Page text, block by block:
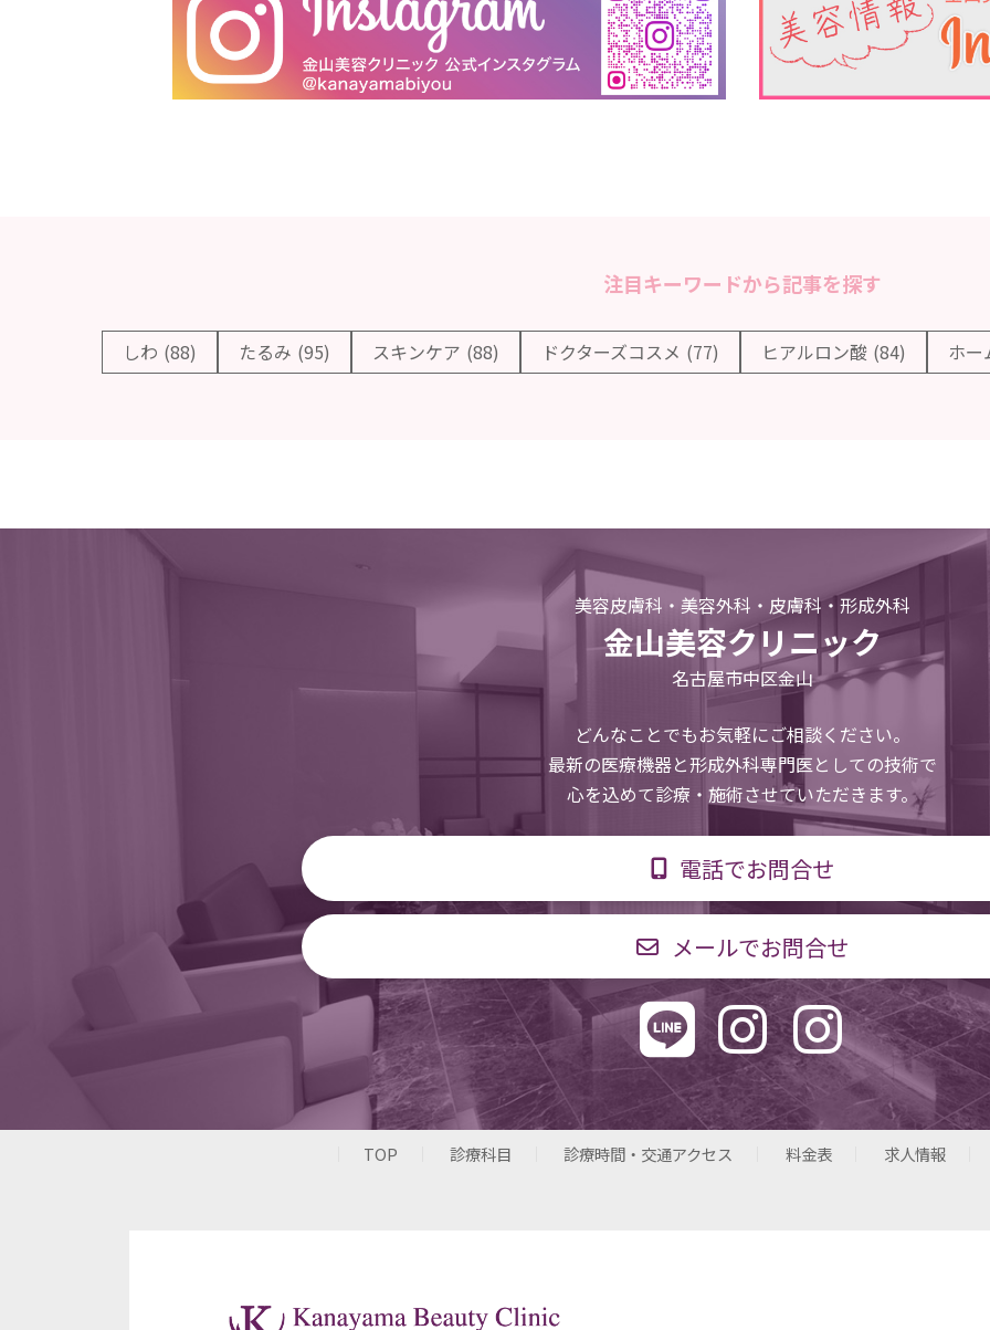
注目キーワードから記事を探す
しわ (88) たるみ (95) スキンケア (88) ドクターズコスメ (77) ヒアルロン酸 (84) ホー
美容皮膚科・美容外科・皮膚科・形成外科
金山美容クリニック
名古屋市中区金山
どんなことでもお気軽にご相談ください。
最新の医療機器と形成外科専門医としての技術で
心を込めて診療・施術させていただきます。
電話でお問合せ
メールでお問合せ
TOP 診療科目 診療時間・交通アクセス 料金表 求人情報